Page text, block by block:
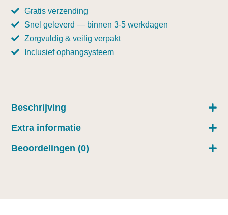
Gratis verzending
Snel geleverd — binnen 3-5 werkdagen
Zorgvuldig & veilig verpakt
Inclusief ophangsysteem
Beschrijving
Extra informatie
Beoordelingen (0)